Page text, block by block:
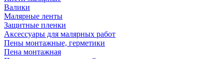
Валики
Малярные ленты
Защитные пленки
Аксессуары для малярных работ
Пены монтажные, герметики
Пена монтажная